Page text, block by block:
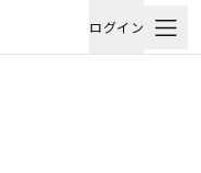
ログイン